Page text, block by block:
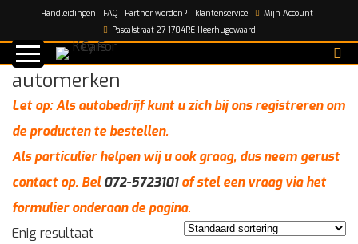
Handleidingen FAQ Partner worden? klantenservice
Mijn Account
Pascalstraat 27 1704RE Heerhugowaard
Home/automerken
automerken
Let op: Als autobedrijf kunt u zich bij ons registreren om
de producten te bestellen.
Als particulier helpen wij u ook graag, dus neem gerust
contact op. Bel072-5723101of stel een vraag via het
formulier onderaan de pagina.
Enig resultaat